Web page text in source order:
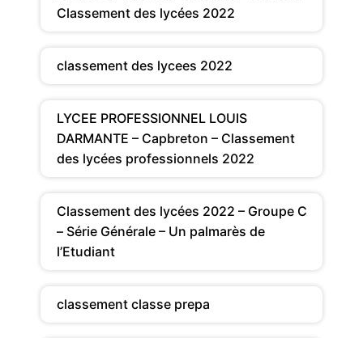
Classement des lycées 2022
classement des lycees 2022
LYCEE PROFESSIONNEL LOUIS
DARMANTE – Capbreton – Classement
des lycées professionnels 2022
Classement des lycées 2022 – Groupe C
– Série Générale – Un palmarès de
l’Etudiant
classement classe prepa